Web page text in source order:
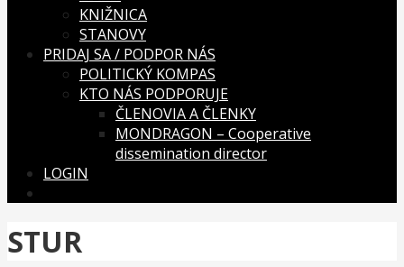
KNIŽNICA
STANOVY
PRIDAJ SA / PODPOR NÁS
POLITICKÝ KOMPAS
KTO NÁS PODPORUJE
ČLENOVIA A ČLENKY
MONDRAGON – Cooperative
dissemination director
LOGIN
STUR